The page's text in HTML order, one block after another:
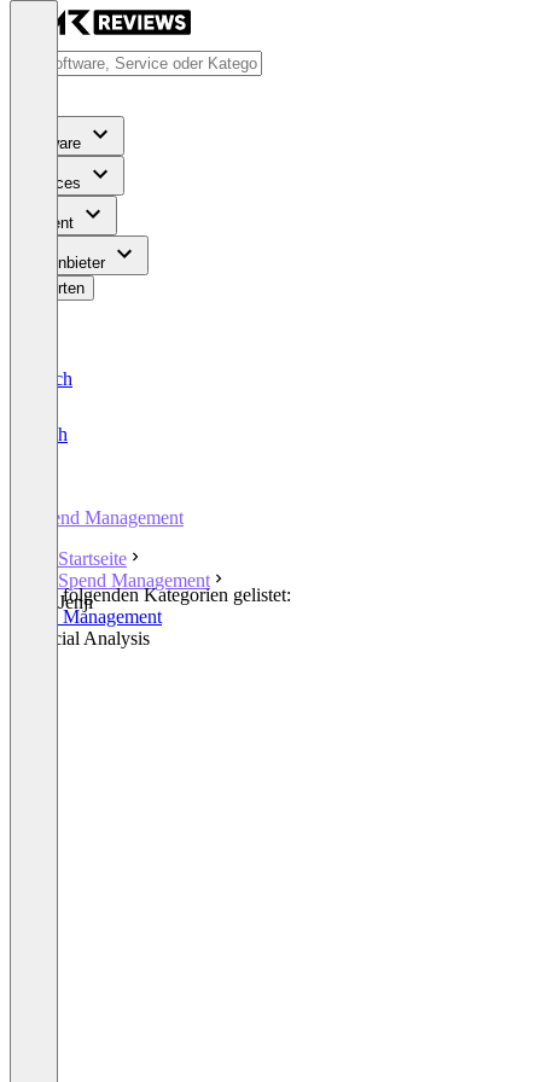
Software
Services
Content
Für Anbieter
Bewerten
Deutsch
English
Spend Management
Startseite
Spend Management
Jenji
In den folgenden Kategorien gelistet:
Spend Management
Financial Analysis